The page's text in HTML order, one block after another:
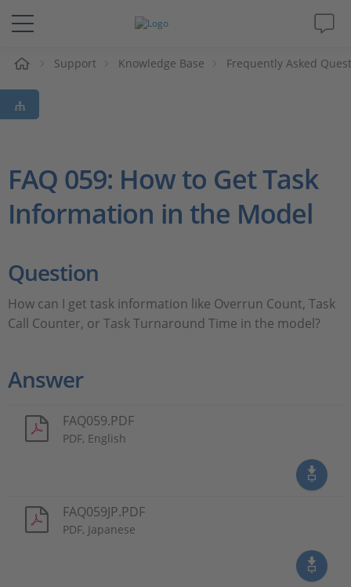
솔루션 및 제품
Support
Magazine
인재채용
Support Knowledge Base Frequently Asked
FAQ 059: How to Get Task
Information in the Model
Question
How can I get task information like Overrun Count, Task
Call Counter, or Task Turnaround Time in the model?
Answer
FAQ059.PDF
PDF, English
FAQ059JP.PDF
PDF, Japanese